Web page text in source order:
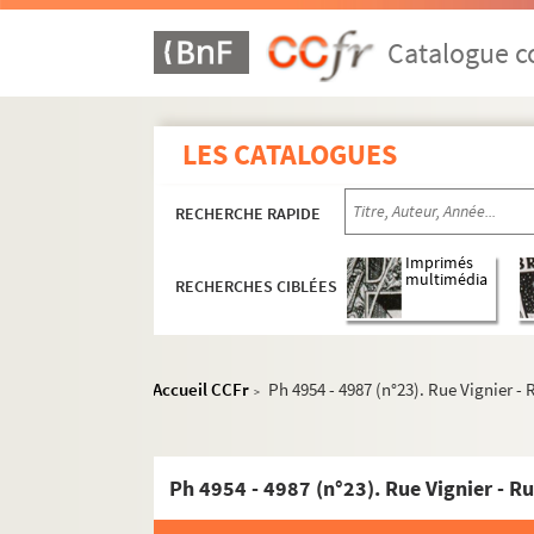
Catalogue
LES CATALOGUES
RECHERCHE RAPIDE
RECHERCHES CIBLÉES
Imprimés
multimédia
Accueil CCFr > Ph 4954 - 4987 (n°23). Rue Vignier
Ph 4954 - 4987 (n°23). Rue Vignier -